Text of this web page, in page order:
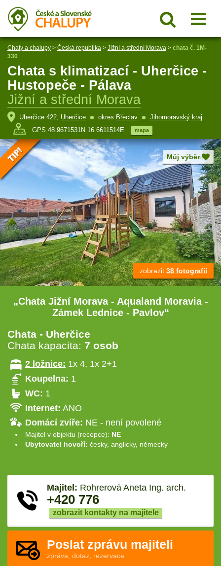
Chaty a chalupy > Česká republika > Jižní a střední Morava > chata č. 1M-
330
Chata s klimatizací - Uherčice -
Hustopeče - Pálava
Jižní a střední Morava
Uherčice 422, Uherčice okres Břeclav
Jihomoravský kraj
GPS 48.9671531N 16.6611514E
mapa
Můj výběr
zobrazit 38 fotografií
„Chata Jižní Morava - Aqualand Moravia -
Zámek Lednice - Pavlov“
Chata - Uherčice
Chata kapacita: 7 osob
2 ložnice: 1x 4, 1x 2+1
Koupelna: 1
WC: 1
Internet: ANO
Domácí zvíře: NE - není povolené
Majitel v objektu (recepce): NE
Ubytovatel hovoří: česky, anglicky, německy
Majitel: Rohrerová Aneta Ing. arch.
+420 776
zobrazit kontakty na majitele
Poslat zprávu majiteli
zpráva, dotaz, rezervace